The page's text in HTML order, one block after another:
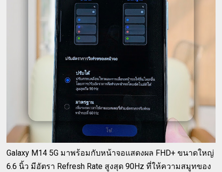
Galaxy M14 5G มาพร้อมกับหน้าจอแสดงผล FHD+ ขนาดใหญ่
6.6 นิ้ว มีอัตรา Refresh Rate สูงสุด 90Hz ที่ให้ความสมูทของ